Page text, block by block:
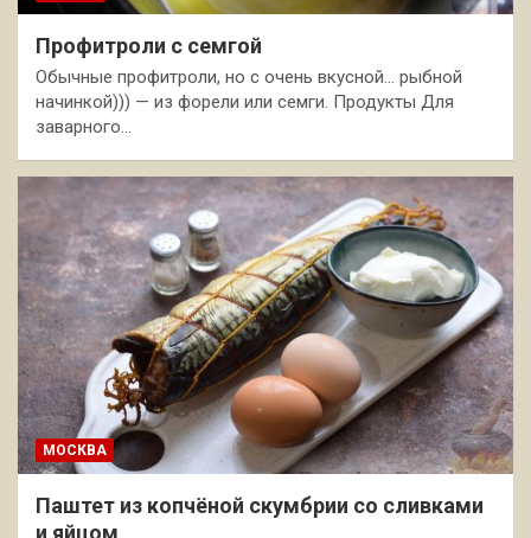
Профитроли с семгой
Обычные профитроли, но с очень вкусной… рыбной
начинкой))) — из форели или семги. Продукты Для
заварного…
МОСКВА
Паштет из копчёной скумбрии со сливками
и яйцом